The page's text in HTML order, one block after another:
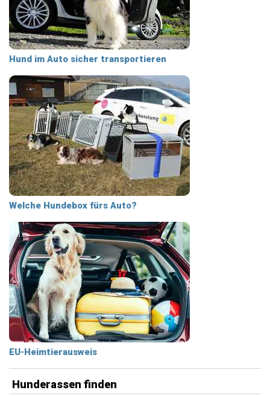
Hund im Auto sicher transportieren
Welche Hundebox fürs Auto?
EU-Heimtierausweis
Hunderassen finden